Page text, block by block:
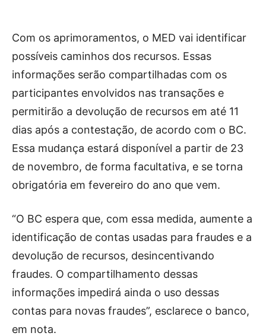
Com os aprimoramentos, o MED vai identificar
possíveis caminhos dos recursos. Essas
informações serão compartilhadas com os
participantes envolvidos nas transações e
permitirão a devolução de recursos em até 11
dias após a contestação, de acordo com o BC.
Essa mudança estará disponível a partir de 23
de novembro, de forma facultativa, e se torna
obrigatória em fevereiro do ano que vem.
“O BC espera que, com essa medida, aumente a
identificação de contas usadas para fraudes e a
devolução de recursos, desincentivando
fraudes. O compartilhamento dessas
informações impedirá ainda o uso dessas
contas para novas fraudes”, esclarece o banco,
em nota.